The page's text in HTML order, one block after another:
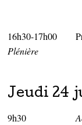
16h30-17h00
Plénière
Jeudi 24
9h30